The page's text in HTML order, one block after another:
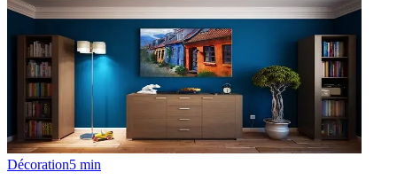
Décoration5 min